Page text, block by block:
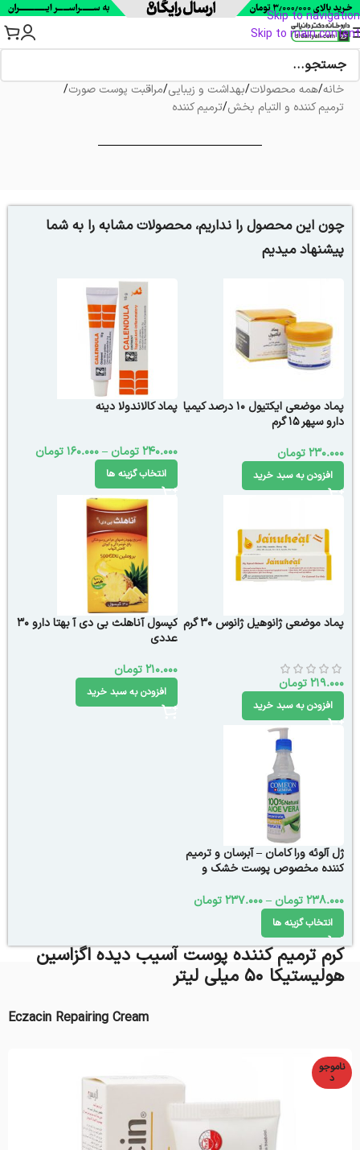
Skip to navigation
Skip to main content
خانه/همه محصولات/بهداشت و زیبایی/مراقبت پوست صورت/
ترمیم کننده و التیام بخش/ترمیم کننده
چون این محصول را نداریم، محصولات مشابه را به شما
پیشنهاد میدیم
پماد موضعی ایکتیول 10 درصد کیمیا
دارو سپهر 15 گرم
230.000تومان
افزودن به سبد خرید
پماد کالاندولا دینه
240.000تومان –
160.000تومان
انتخاب گزینه ها
پماد موضعی ژانوهیل ژانوس 30 گرم
219.000تومان
افزودن به سبد خرید
کپسول آناهلث بی دی آ بهتا دارو 30
عددی
210.000تومان
افزودن به سبد خرید
ژل آلوئه ورا کامان – آبرسان و ترمیم
کننده مخصوص پوست خشک و
238.000تومان –
237.000تومان
انتخاب گزینه ها
کرم ترمیم کننده پوست آسیب دیده اگزاسین
هولیستیکا 50 میلی لیتر
Eczacin Repairing Cream
ناموجو
د